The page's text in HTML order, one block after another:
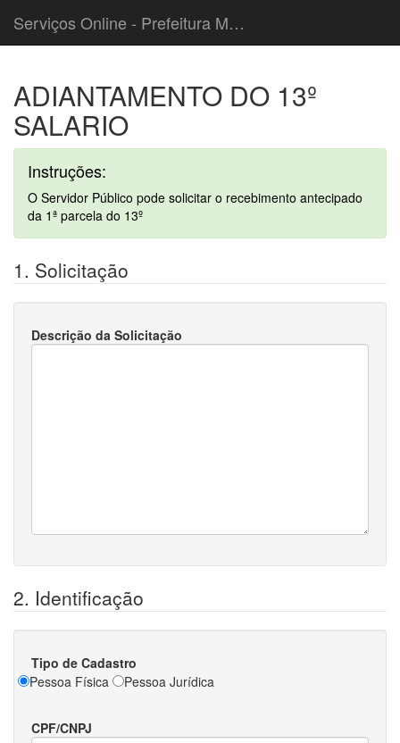
Serviços Online - Prefeitura Municipal de Cordeiropolis
ADIANTAMENTO DO 13º
SALARIO
Instruções:
O Servidor Público pode solicitar o recebimento antecipado
da 1ª parcela do 13º
1. Solicitação
Descrição da Solicitação
2. Identificação
Tipo de Cadastro
Pessoa Física
Pessoa Jurídica
CPF/CNPJ